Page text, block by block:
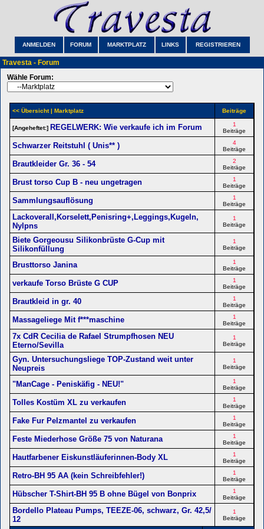
ANMELDEN FORUM MARKTPLATZ LINKS REGISTRIEREN
Travesta - Forum
Wähle Forum:
<< Übersicht| Marktplatz Beiträge
[Angeheftet:] REGELWERK: Wie verkaufe ich im Forum
1
Beiträge
Schwarzer Reitstuhl ( Unis** )
4
Beiträge
Brautkleider Gr. 36 - 54
2
Beiträge
Brust torso Cup B - neu ungetragen
1
Beiträge
Sammlungsauflösung
1
Beiträge
Lackoverall,Korselett,Penisring+,Leggings,Kugeln,
Nylpns
1
Beiträge
Biete Gorgeousu Silikonbrüste G-Cup mit
Silikonfüllung
1
Beiträge
Brusttorso Janina
1
Beiträge
verkaufe Torso Brüste G CUP
1
Beiträge
Brautkleid in gr. 40
1
Beiträge
Massageliege Mit f***maschine
1
Beiträge
7x CdR Cecilia de Rafael Strumpfhosen NEU
Eterno/Sevilla
1
Beiträge
Gyn. Untersuchungsliege TOP-Zustand weit unter
Neupreis
1
Beiträge
"ManCage - Peniskäfig - NEU!"
1
Beiträge
Tolles Kostüm XL zu verkaufen
1
Beiträge
Fake Fur Pelzmantel zu verkaufen
1
Beiträge
Feste Miederhose Größe 75 von Naturana
1
Beiträge
Hautfarbener Eiskunstläuferinnen-Body XL
1
Beiträge
Retro-BH 95 AA (kein Schreibfehler!)
1
Beiträge
Hübscher T-Shirt-BH 95 B ohne Bügel von Bonprix
1
Beiträge
Bordello Plateau Pumps, TEEZE-06, schwarz, Gr. 42,5/
12
1
Beiträge